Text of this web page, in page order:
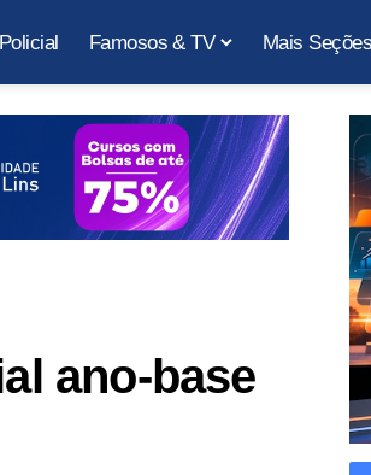
Policial Famosos & TV Mais Seções
ano-base